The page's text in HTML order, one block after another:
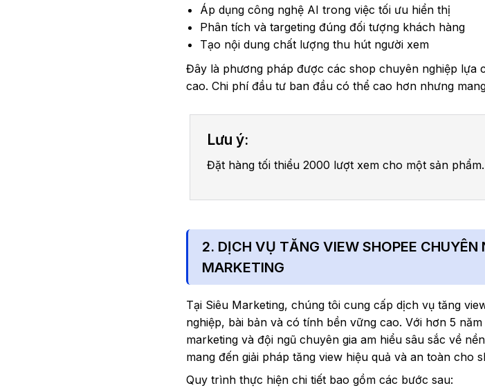
Áp dụng công nghệ AI trong việc tối ưu hiển thị
Phân tích và targeting đúng đối tượng khách hàng
Tạo nội dung chất lượng thu hút người xem
Đây là phương pháp được các shop chuyên nghiệp lựa
cao. Chi phí đầu tư ban đầu có thể cao hơn nhưng
Lưu ý:
Đặt hàng tối thiểu 2000 lượt xem cho một sản phẩm.
2. DỊCH VỤ TĂNG VIEW SHOPEE CHUYÊN
MARKETING
Tại Siêu Marketing, chúng tôi cung cấp dịch vụ tăng
nghiệp, bài bản và có tính bền vững cao. Với hơn 5
marketing và đội ngũ chuyên gia am hiểu sâu sắc về
mang đến giải pháp tăng view hiệu quả và an toàn cho
Quy trình thực hiện chi tiết bao gồm các bước sau: